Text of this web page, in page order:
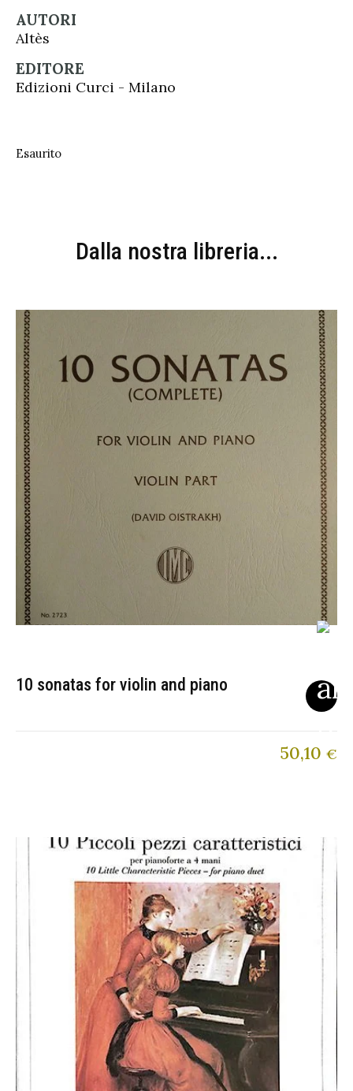
AUTORI
Altès
EDITORE
Edizioni Curci - Milano
Esaurito
Dalla nostra libreria...
10 sonatas for violin and piano
50,10 €